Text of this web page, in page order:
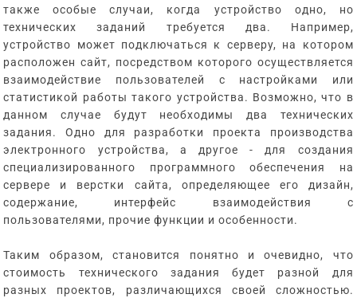
также особые случаи, когда устройство одно, но
технических заданий требуется два. Например,
устройство может подключаться к серверу, на котором
расположен сайт, посредством которого осуществляется
взаимодействие пользователей с настройками или
статистикой работы такого устройства. Возможно, что в
данном случае будут необходимы два технических
задания. Одно для разработки проекта производства
электронного устройства, а другое - для создания
специализированного программного обеспечения на
сервере и верстки сайта, определяющее его дизайн,
содержание, интерфейс взаимодействия с
пользователями, прочие функции и особенности.
Таким образом, становится понятно и очевидно, что
стоимость технического задания будет разной для
разных проектов, различающихся своей сложностью.